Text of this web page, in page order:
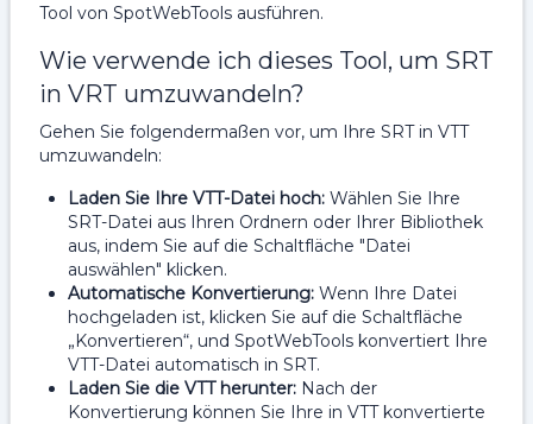
Tool von SpotWebTools ausführen.
Wie verwende ich dieses Tool, um SRT
in VRT umzuwandeln?
Gehen Sie folgendermaßen vor, um Ihre SRT in VTT
umzuwandeln:
Laden Sie Ihre VTT-Datei hoch: Wählen Sie Ihre
SRT-Datei aus Ihren Ordnern oder Ihrer Bibliothek
aus, indem Sie auf die Schaltfläche "Datei
auswählen" klicken.
Automatische Konvertierung: Wenn Ihre Datei
hochgeladen ist, klicken Sie auf die Schaltfläche
„Konvertieren“, und SpotWebTools konvertiert Ihre
VTT-Datei automatisch in SRT.
Laden Sie die VTT herunter: Nach der
Konvertierung können Sie Ihre in VTT konvertierte